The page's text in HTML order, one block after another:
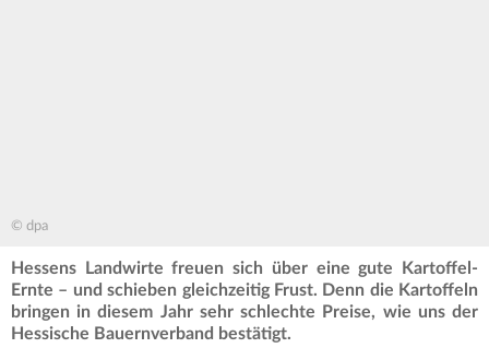
© dpa
Hessens Landwirte freuen sich über eine gute Kartoffel-
Ernte – und schieben gleichzeitig Frust. Denn die Kartoffeln
bringen in diesem Jahr sehr schlechte Preise, wie uns der
Hessische Bauernverband bestätigt.